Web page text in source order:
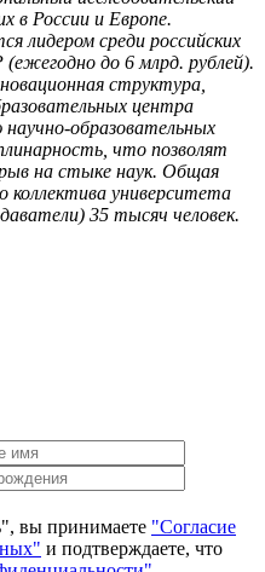
в России и Европе.
лидером среди российских
до 6 млрд. рублей).
структура,
центра
образовательных
что позволят
на стыке наук. Общая
коллектива университета
35 тысяч человек.
вы принимаете "Согласие
и подтверждаете, что